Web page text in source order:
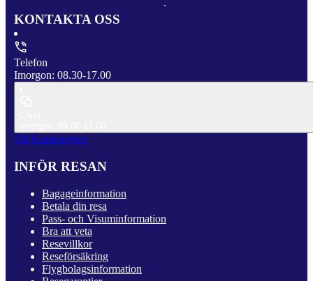
KONTAKTA OSS
Telefon
Imorgon: 08.30-17.00
Till Kundservice
INFÖR RESAN
Bagageinformation
Betala din resa
Pass- och Visuminformation
Bra att veta
Resevillkor
Reseförsäkring
Flygbolagsinformation